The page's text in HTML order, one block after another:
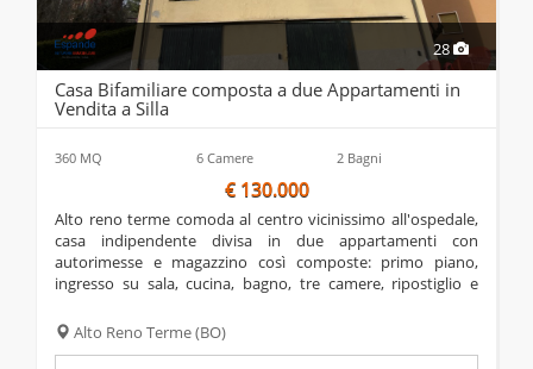
28
Casa Bifamiliare composta a due Appartamenti in
Vendita a Silla
360 MQ 6 Camere 2 Bagni
€ 130.000
alto reno terme comoda al centro vicinissimo all'ospedale,
casa indipendente divisa in due appartamenti con
autorimesse e magazzino così composte: primo piano,
ingresso su sala, cucina, bagno, tre camere, ripostiglio e
sala, due camere, bagno e ripostiglio;...
Alto Reno Terme(BO)